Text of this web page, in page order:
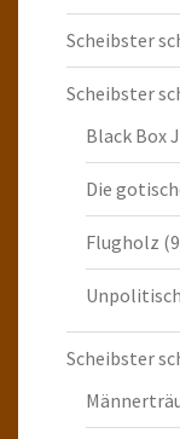
Scheibster
Scheibster
Black Box
Die
Flugholz
Unpolitisch
Scheibster